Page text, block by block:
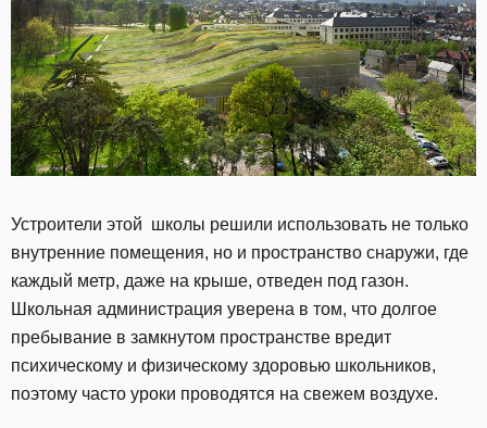
Устроители этой школы решили использовать не только
внутренние помещения, но и пространство снаружи, где
каждый метр, даже на крыше, отведен под газон.
Школьная администрация уверена в том, что долгое
пребывание в замкнутом пространстве вредит
психическому и физическому здоровью школьников,
поэтому часто уроки проводятся на свежем воздухе.